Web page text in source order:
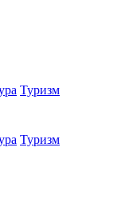
Туризм
Туризм